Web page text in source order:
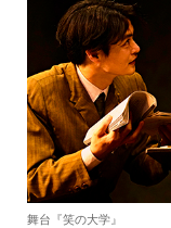
舞台『笑の大学』